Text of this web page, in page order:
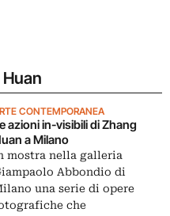
CONTEMPORANEA
azioni in-visibili di Zhang
a Milano
mostra nella galleria
Abbondio di
una serie di opere
che